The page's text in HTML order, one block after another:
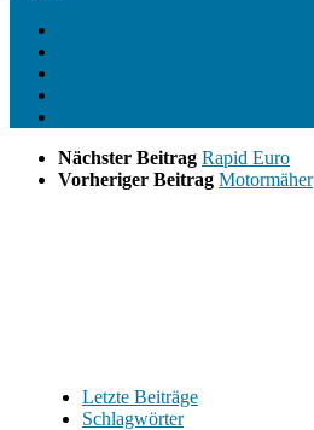
Nächster Beitrag Rapid Euro
Vorheriger Beitrag Motormäher
Letzte Beiträge
Schlagwörter